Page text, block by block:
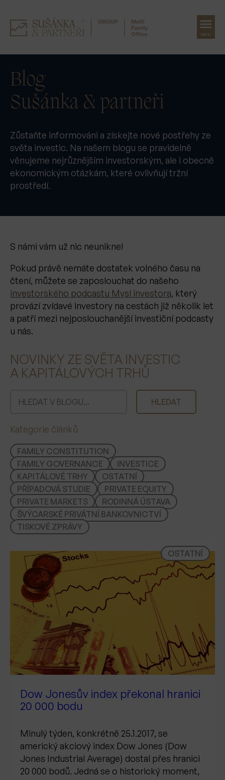
obsah
MENU
Blog
Sušánka & partneři
Zůstaňte informováni a získejte nové postřehy ze
světa investic. Na našem blogu se pravidelně
věnujeme nejrůznějším investorským, ale i obecně
ekonomickým otázkám, které ovlivňují tržní
prostředí.
S námi vám už nic neunikne!
Pokud právě nemáte dostatek volného času na
čtení, můžete se zaposlouchat do našeho
investorského podcastu Mysl investora, který
provází zvídavé investory na cestách již několik let
a patří mezi nejposlouchanější investiční podcasty
u nás.
NOVINKY ZE SVĚTA INVESTIC
A KAPITÁLOVÝCH TRHŮ
d
a
t
HLEDAT
Kategorie článků
FAMILY CONSTITUTION
FAMILY GOVERNANCE
INVESTICE
KAPITÁLOVÉ TRHY
OSTATNÍ
PŘÍPADOVÁ STUDIE
PRIVATE EQUITY
PRIVATE MARKETS
RODINNÁ ÚSTAVA
ŠVÝCARSKÉ PRIVÁTNÍ BANKOVNICTVÍ
TISKOVÉ ZPRÁVY
OSTATNÍ
Dow Jonesův index překonal hranici
20 000 bodu
Minulý týden, konkrétně 25.1.2017, se
americký akciový index Dow Jones (Dow
Jones Industrial Average) dostal přes hranici
20 000 bodů. Jedná se o historický moment,